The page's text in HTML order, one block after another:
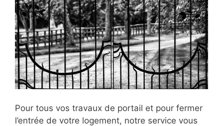
Pour tous vos travaux de portail et pour fermer
l’entrée de votre logement, notre service vous